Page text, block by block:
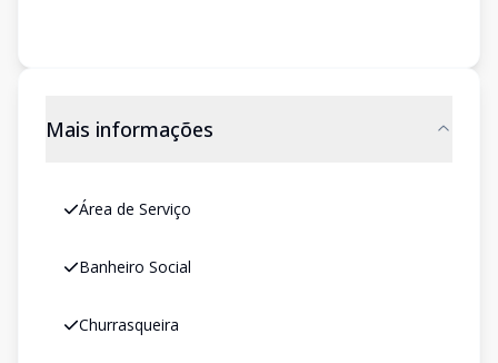
Mais informações
Área de Serviço
Banheiro Social
Churrasqueira